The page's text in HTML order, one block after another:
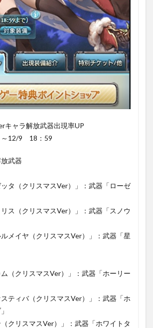
キャラ解放武器出現率UP
～12/9 18：59
武器
ッタ（クリスマスVer）」：武器「ローゼ
リス（クリスマスVer）」：武器「スノウ
ルメイヤ（クリスマスVer）」：武器「星
ム（クリスマスVer）」：武器「ホーリー
スティバ（クリスマスVer）」：武器「ホ
（クリスマスVer）」：武器「ホワイトタ